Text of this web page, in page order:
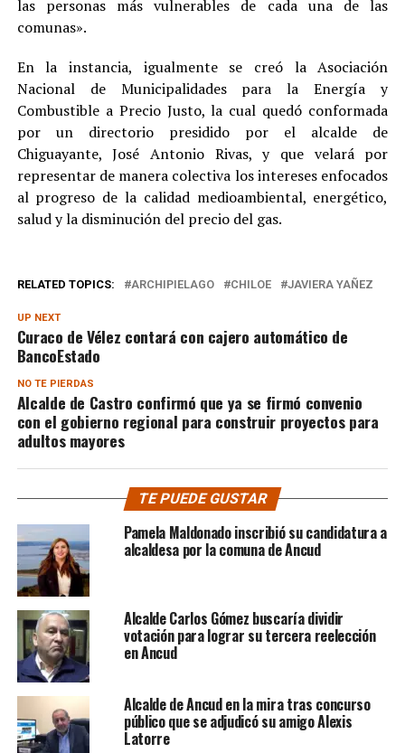
las personas más vulnerables de cada una de las
comunas».
En la instancia, igualmente se creó la Asociación
Nacional de Municipalidades para la Energía y
Combustible a Precio Justo, la cual quedó conformada
por un directorio presidido por el alcalde de
Chiguayante, José Antonio Rivas, y que velará por
representar de manera colectiva los intereses enfocados
al progreso de la calidad medioambiental, energético,
salud y la disminución del precio del gas.
RELATED TOPICS: ARCHIPIELAGO CHILOE JAVIERA YAÑEZ
UP NEXT
Curaco de Vélez contará con cajero automático de
BancoEstado
NO TE PIERDAS
Alcalde de Castro confirmó que ya se firmó convenio
con el gobierno regional para construir proyectos para
adultos mayores
TE PUEDE GUSTAR
Pamela Maldonado inscribió su candidatura a
alcaldesa por la comuna de Ancud
Alcalde Carlos Gómez buscaría dividir
votación para lograr su tercera reelección
en Ancud
Alcalde de Ancud en la mira tras concurso
público que se adjudicó su amigo Alexis
Latorre